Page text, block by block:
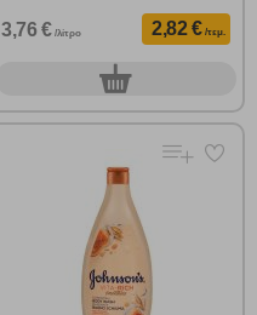
3,76 € /λίτρο 2,82 € /τεμ.
0τεμ.